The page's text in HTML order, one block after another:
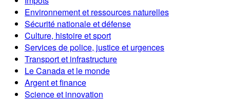
Environnement et ressources naturelles
Sécurité nationale et défense
Culture, histoire et sport
Services de police, justice et urgences
Transport et infrastructure
Le Canada et le monde
Argent et finance
Science et innovation